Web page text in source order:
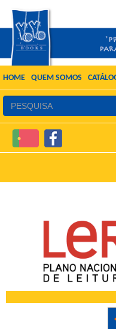
HOME QUEM SOMOS